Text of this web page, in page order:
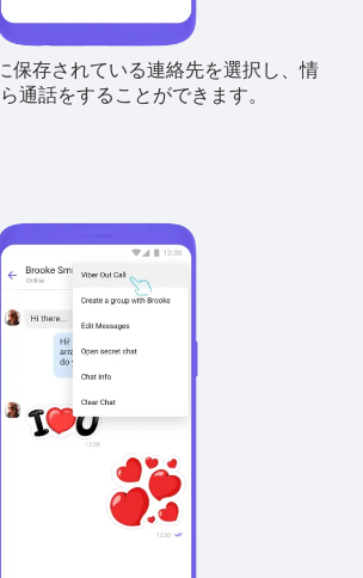
保存されている連絡先を選択し、情
通話をすることができます。